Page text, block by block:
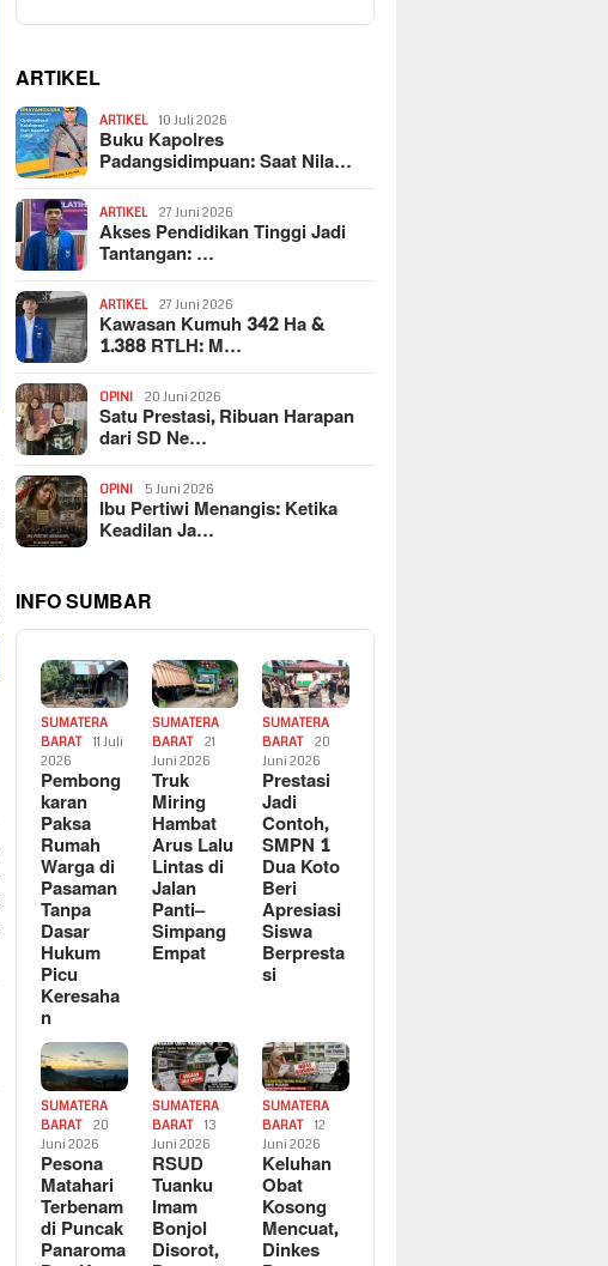
ARTIKEL
ARTIKEL 10 Juli 2026
Buku Kapolres
Padangsidimpuan: Saat Nila…
ARTIKEL 27 Juni 2026
Akses Pendidikan Tinggi Jadi
Tantangan: …
ARTIKEL 27 Juni 2026
Kawasan Kumuh 342 Ha &
1.388 RTLH: M…
OPINI 20 Juni 2026
Satu Prestasi, Ribuan Harapan
dari SD Ne…
OPINI 5 Juni 2026
Ibu Pertiwi Menangis: Ketika
Keadilan Ja…
INFO SUMBAR
SUMATERA
BARAT
11 Juli
2026
Pembong
karan
Paksa
Rumah
Warga di
Pasaman
Tanpa
Dasar
Hukum
Picu
Keresaha
n
SUMATERA
BARAT
21
Juni 2026
Truk
Miring
Hambat
Arus Lalu
Lintas di
Jalan
Panti–
Simpang
Empat
SUMATERA
BARAT
20
Juni 2026
Prestasi
Jadi
Contoh,
SMPN 1
Dua Koto
Beri
Apresiasi
Siswa
Berpresta
si
SUMATERA
BARAT
20
Juni 2026
Pesona
Matahari
Terbenam
di Puncak
Panaroma
SUMATERA
BARAT
13
Juni 2026
RSUD
Tuanku
Imam
Bonjol
Disorot,
SUMATERA
BARAT
12
Juni 2026
Keluhan
Obat
Kosong
Mencuat,
Dinkes